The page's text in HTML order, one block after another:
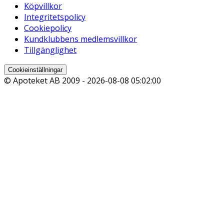
Köpvillkor
Integritetspolicy
Cookiepolicy
Kundklubbens medlemsvillkor
Tillgänglighet
Cookieinställningar
© Apoteket AB 2009 - 2026-08-08 05:02:00